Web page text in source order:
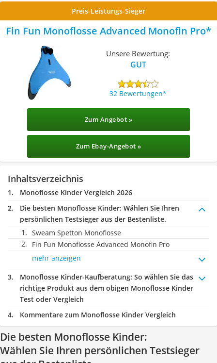
Preis-Leistungs-Sieger
Fin Fun Monoflosse Advanced Monofin Pro
Unsere Bewertung:
GUT
32 Bewertungen
Zum Angebot »
Zum Ebay-Angebot »
Inhaltsverzeichnis
Monoflosse Kinder Vergleich 2026
Die besten Monoflosse Kinder: Wählen Sie Ihren
persönlichen Testsieger aus der Bestenliste.
Sweam Spetton Monoflosse
Fin Fun Monoflosse Advanced Monofin Pro
mehr anzeigen
Monoflosse Kinder-Kaufberatung: So wählen Sie das
richtige Produkt aus dem obigen Monoflosse Kinder
Test oder Vergleich
Kommentare zum Monoflosse Kinder Vergleich
Die besten Monoflosse Kinder:
Wählen Sie Ihren persönlichen Testsieger